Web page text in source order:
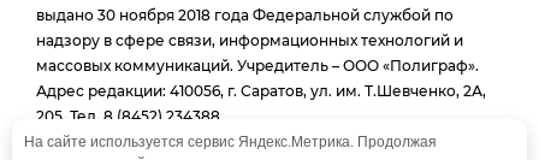
выдано 30 ноября 2018 года Федеральной службой по
надзору в сфере связи, информационных технологий и
массовых коммуникаций. Учредитель – ООО «Полиграф».
Адрес редакции: 410056, г. Саратов, ул. им. Т.Шевченко, 2А,
205. Тел. 8 (8452) 234388.
E-mail: provtelegraf@gmail.com
На сайте используется сервис Яндекс.Метрика. Продолжая